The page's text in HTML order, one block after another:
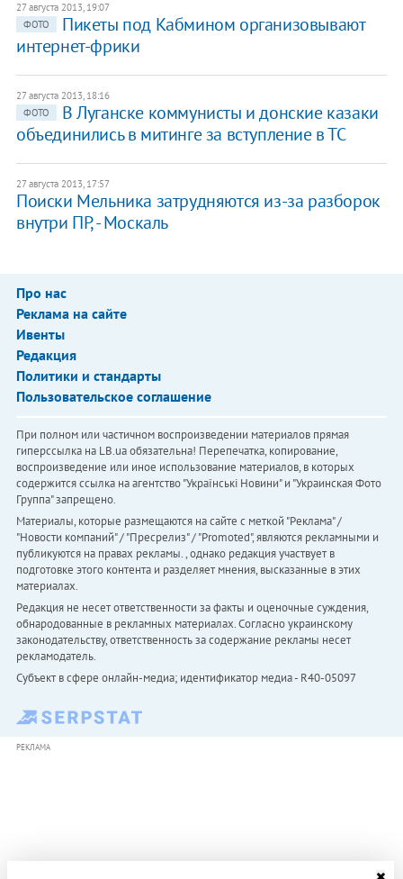
27 августа 2013, 19:07
ФОТО
Пикеты под Кабмином организовывают
интернет-фрики
27 августа 2013, 18:16
ФОТО
В Луганске коммунисты и донские казаки
объединились в митинге за вступление в ТС
27 августа 2013, 17:57
Поиски Мельника затрудняются из-за разборок
внутри ПР, - Москаль
Про нас
Реклама на сайте
Ивенты
Редакция
Политики и стандарты
Пользовательское соглашение
При полном или частичном воспроизведении материалов прямая
гиперссылка на LB.ua обязательна! Перепечатка, копирование,
воспроизведение или иное использование материалов, в которых
содержится ссылка на агентство "Українськi Новини" и "Украинская Фото
Группа" запрещено.
Материалы, которые размещаются на сайте с меткой "Реклама" /
"Новости компаний" / "Пресрелиз" / "Promoted", являются рекламными и
публикуются на правах рекламы. , однако редакция участвует в
подготовке этого контента и разделяет мнения, высказанные в этих
материалах.
Редакция не несет ответственности за факты и оценочные суждения,
обнародованные в рекламных материалах. Согласно украинскому
законодательству, ответственность за содержание рекламы несет
рекламодатель.
Субъект в сфере онлайн-медиа; идентификатор медиа - R40-05097
РЕКЛАМА